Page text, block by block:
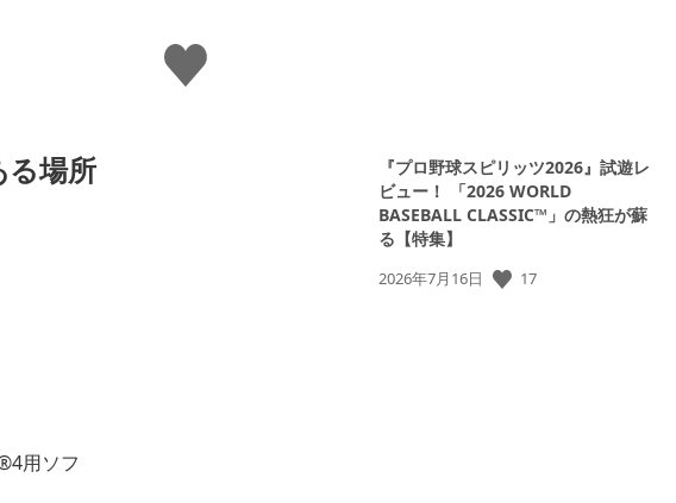
い
い
場所
用ソフ
『プロ野球スピリッツ2026』試遊レ
ビュー！ 「2026 WORLD
BASEBALL CLASSIC™」の熱狂が蘇
る【特集】
公
2026年7月16日 17